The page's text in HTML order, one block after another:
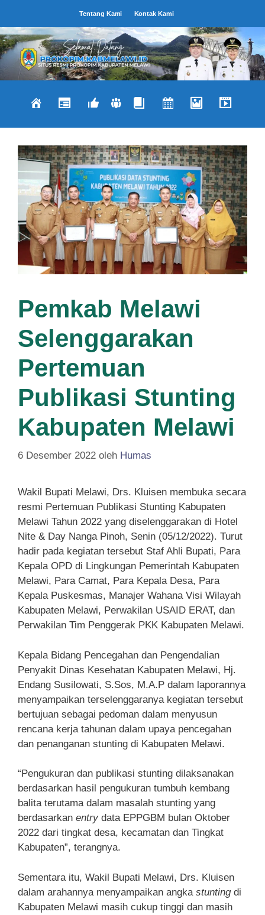
isi
Tentang Kami Kontak Kami
Pemkab Melawi
Selenggarakan
Pertemuan
Publikasi Stunting
Kabupaten Melawi
6 Desember 2022 oleh Humas
Wakil Bupati Melawi, Drs. Kluisen membuka secara
resmi Pertemuan Publikasi Stunting Kabupaten
Melawi Tahun 2022 yang diselenggarakan di Hotel
Nite & Day Nanga Pinoh, Senin (05/12/2022). Turut
hadir pada kegiatan tersebut Staf Ahli Bupati, Para
Kepala OPD di Lingkungan Pemerintah Kabupaten
Melawi, Para Camat, Para Kepala Desa, Para
Kepala Puskesmas, Manajer Wahana Visi Wilayah
Kabupaten Melawi, Perwakilan USAID ERAT, dan
Perwakilan Tim Penggerak PKK Kabupaten Melawi.
Kepala Bidang Pencegahan dan Pengendalian
Penyakit Dinas Kesehatan Kabupaten Melawi, Hj.
Endang Susilowati, S.Sos, M.A.P dalam laporannya
menyampaikan terselenggaranya kegiatan tersebut
bertujuan sebagai pedoman dalam menyusun
rencana kerja tahunan dalam upaya pencegahan
dan penanganan stunting di Kabupaten Melawi.
“Pengukuran dan publikasi stunting dilaksanakan
berdasarkan hasil pengukuran tumbuh kembang
balita terutama dalam masalah stunting yang
berdasarkan entry data EPPGBM bulan Oktober
2022 dari tingkat desa, kecamatan dan Tingkat
Kabupaten”, terangnya.
Sementara itu, Wakil Bupati Melawi, Drs. Kluisen
dalam arahannya menyampaikan angka stuntingdi
Kabupaten Melawi masih cukup tinggi dan masih